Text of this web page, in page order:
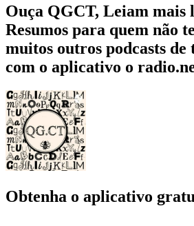
Ouça QGCT, Leiam mais
Resumos para quem não
muitos outros podcasts de
com o aplicativo o
Obtenha o aplicativo